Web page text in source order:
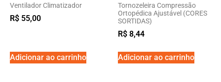
Ventilador Climatizador
R$ 55,00
Adicionar ao carrinho
Tornozeleira Compressão
Ortopédica Ajustável (CORES
SORTIDAS)
R$ 8,44
Adicionar ao carrinho